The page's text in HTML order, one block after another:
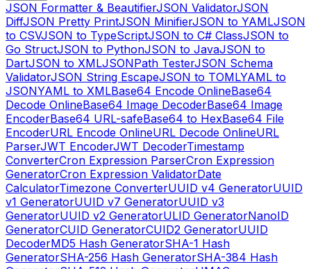
JSON Formatter & BeautifierJSON ValidatorJSON
DiffJSON Pretty PrintJSON MinifierJSON to YAMLJSON
to CSVJSON to TypeScriptJSON to C# ClassJSON to
Go StructJSON to PythonJSON to JavaJSON to
DartJSON to XMLJSONPath TesterJSON Schema
ValidatorJSON String EscapeJSON to TOMLYAML to
JSONYAML to XMLBase64 Encode OnlineBase64
Decode OnlineBase64 Image DecoderBase64 Image
EncoderBase64 URL-safeBase64 to HexBase64 File
EncoderURL Encode OnlineURL Decode OnlineURL
ParserJWT EncoderJWT DecoderTimestamp
ConverterCron Expression ParserCron Expression
GeneratorCron Expression ValidatorDate
CalculatorTimezone ConverterUUID v4 GeneratorUUID
v1 GeneratorUUID v7 GeneratorUUID v3
GeneratorUUID v2 GeneratorULID GeneratorNanoID
GeneratorCUID GeneratorCUID2 GeneratorUUID
DecoderMD5 Hash GeneratorSHA-1 Hash
GeneratorSHA-256 Hash GeneratorSHA-384 Hash